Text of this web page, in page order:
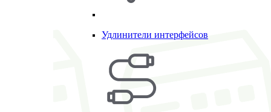
Удлинители интерфейсов